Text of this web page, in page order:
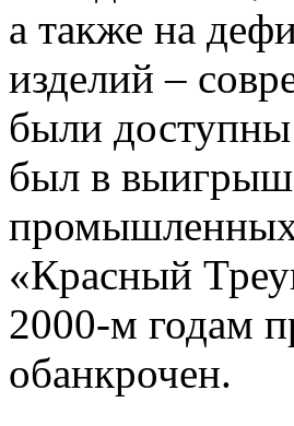
а также на
изделий –
были
был в
промышленных
«Красный
2000-м годам
обанкрочен.